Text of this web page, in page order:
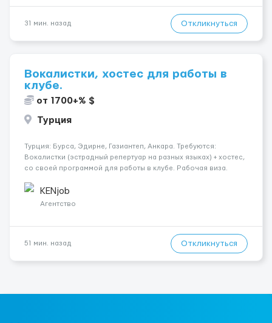
31 мин. назад Откликнуться
Вокалистки, хостес для работы в
клубе.
от 1700+% $
Турция
Турция: Бурса, Эдирне, Газиантеп, Анкара. Требуются:
Вокалистки (эстрадный репертуар на разных языках) + хостеc,
со своей программой для работы в клубе. Рабочая виза.
одного до трех месяцев. Мед. страховка. Высокая зарплат...
KENjob
Агентство
51 мин. назад Откликнуться